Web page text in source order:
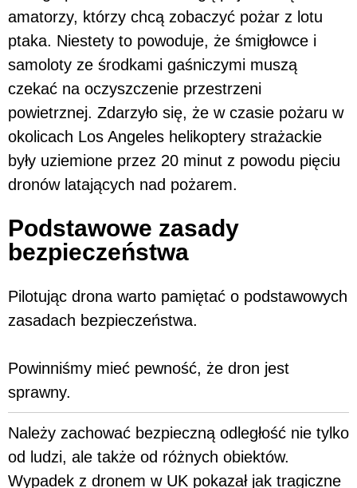
amatorzy, którzy chcą zobaczyć pożar z lotu
ptaka. Niestety to powoduje, że śmigłowce i
samoloty ze środkami gaśniczymi muszą
czekać na oczyszczenie przestrzeni
powietrznej. Zdarzyło się, że w czasie pożaru w
okolicach Los Angeles helikoptery strażackie
były uziemione przez 20 minut z powodu pięciu
dronów latających nad pożarem.
Podstawowe zasady
bezpieczeństwa
Pilotując drona warto pamiętać o podstawowych
zasadach bezpieczeństwa.
Powinniśmy mieć pewność, że dron jest
sprawny.
Należy zachować bezpieczną odległość nie tylko
od ludzi, ale także od różnych obiektów.
Wypadek z dronem w UK pokazał jak tragiczne